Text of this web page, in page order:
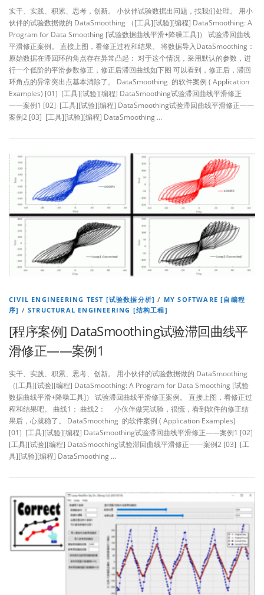
实干、实践、积累、思考，创新。 小伙伴试验数据出问题，找我们处理。 用小
伙伴的试验数据做的 DataSmoothing （[工具][试验][编程] DataSmoothing: A
Program for Data Smoothing [试验数据曲线平滑+降噪工具]） 试验滞回曲线
平滑修正案例。 直接上图，看修正过程和结果。 将数据导入DataSmoothing：
原始数据在滞回环的角点存在异常凸起： 对于这个情况，采用默认的参数，进
行一个低阶的平滑参数修正，修正后滞回曲线如下图 可以看到，修正后，滞回
环角点的异常突出点基本消除了。 DataSmoothing 的软件案例 ( Application
Examples) [01] [工具][试验][编程] DataSmoothing试验滞回曲线平滑修正
——案例1 [02] [工具][试验][编程] DataSmoothing试验滞回曲线平滑修正——
案例2 [03] [工具][试验][编程] DataSmoothing …
CIVIL ENGINEERING TEST [试验数据分析] / MY SOFTWARE [自编程
序] /STRUCTURAL ENGINEERING [结构工程]
[程序案例] DataSmoothing试验滞回曲线平
滑修正——案例1
实干、实践、积累、思考、创新。 用小伙伴的试验数据做的 DataSmoothing
（[工具][试验][编程] DataSmoothing: A Program for Data Smoothing [试验
数据曲线平滑+降噪工具]） 试验滞回曲线平滑修正案例。 直接上图，看修正过
程和结果吧。 曲线1： 曲线2： 小伙伴做完试验，很慌，看到软件的修正结
果后，心就稳了。 DataSmoothing 的软件案例 ( Application Examples)
[01] [工具][试验][编程] DataSmoothing试验滞回曲线平滑修正——案例1 [02]
[工具][试验][编程] DataSmoothing试验滞回曲线平滑修正——案例2 [03] [工
具][试验][编程] DataSmoothing …